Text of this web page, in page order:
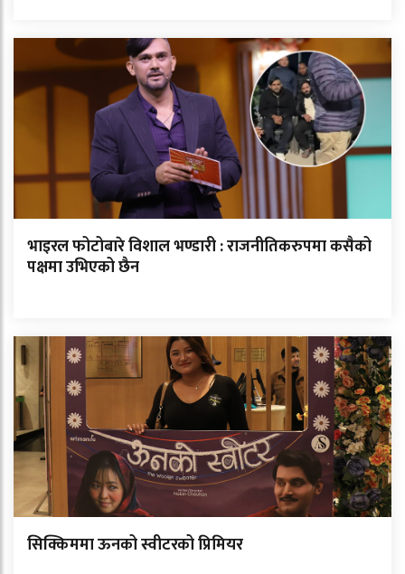
भाइरल फोटोबारे विशाल भण्डारी : राजनीतिकरुपमा कसैको
पक्षमा उभिएको छैन
सिक्किममा ऊनको स्वीटरको प्रिमियर